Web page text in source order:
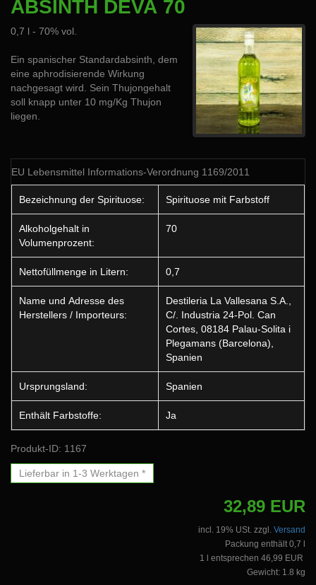
ABSINTH DEVA 70
0,7 l - 70% vol.
Ein spanischer Standardabsinth, dem
eine aphrodisierende Wirkung
nachgesagt wird. Sein Thujongehalt
soll knapp unter 10 mg/Kg Thujon
liegen.
EU Lebensmittel Informations-Verordnung 1169/2011
Bezeichnung der Spirituose: Spirituose mit Farbstoff
Alkoholgehalt in
Volumenprozent:
70
Nettofüllmenge in Litern: 0,7
Name und Adresse des
Herstellers / Importeurs:
Destileria La Vallesana S.A.,
C/. Industria 24-Pol. Can
Cortes, 08184 Palau-Solita i
Plegamans (Barcelona),
Spanien
Ursprungsland: Spanien
Enthält Farbstoffe: Ja
Produkt-ID: 1167
Lieferbar in 1-3 Werktagen *
32,89 EUR
incl. 19% USt. zzgl. Versand
Packung enthält 0,7 l
1 l entsprechen 46,99 EUR
Gewicht: 1.8 kg